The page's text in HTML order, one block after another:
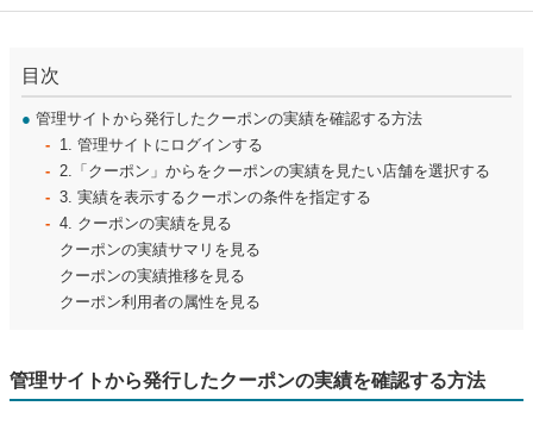
目次
● 管理サイトから発行したクーポンの実績を確認する方法
1. 管理サイトにログインする
2.「クーポン」からをクーポンの実績を見たい店舗を選択する
3. 実績を表示するクーポンの条件を指定する
4. クーポンの実績を見る
クーポンの実績サマリを見る
クーポンの実績推移を見る
クーポン利用者の属性を見る
管理サイトから発行したクーポンの実績を確認する方法